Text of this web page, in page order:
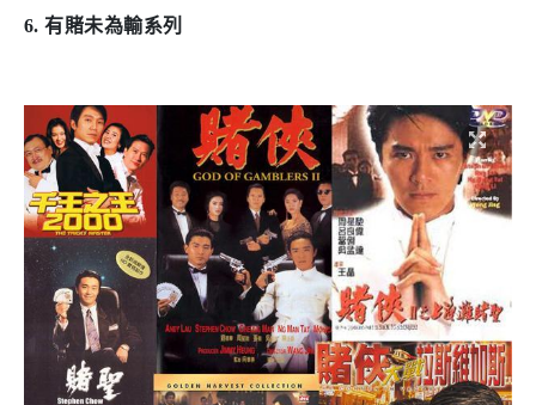
6.有賭未為輸系列